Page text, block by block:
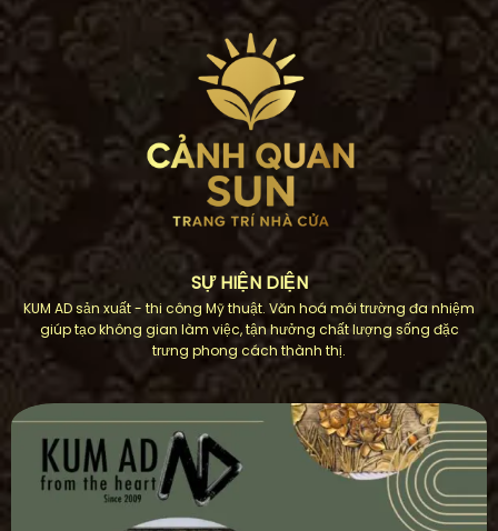
SỰ HIỆN DIỆN
KUM AD sản xuất - thi công Mỹ thuật. Văn hoá môi trường đa nhiệm
giúp tạo không gian làm việc, tận hưởng chất lượng sống đặc
trưng phong cách thành thị.